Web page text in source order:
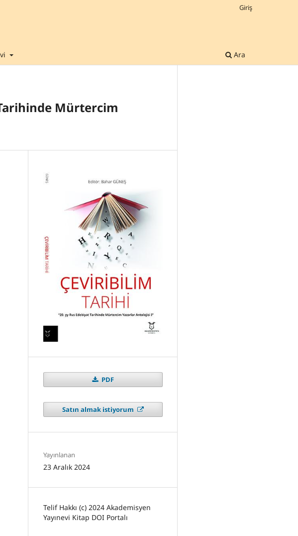
Ara
Giriş
Mürtercim
PDF
Satın almak istiyorum
Yayınlanan
23 Aralık 2024
Telif Hakkı (c) 2024 Akademisyen
Yayınevi Kitap DOI Portalı